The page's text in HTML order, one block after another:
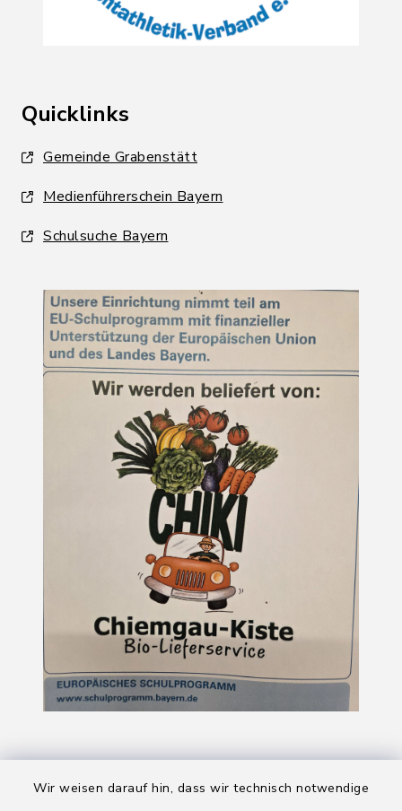
Wir weisen darauf hin, dass wir technisch notwendige
Quicklinks
Gemeinde Grabenstätt
Medienführerschein Bayern
Schulsuche Bayern